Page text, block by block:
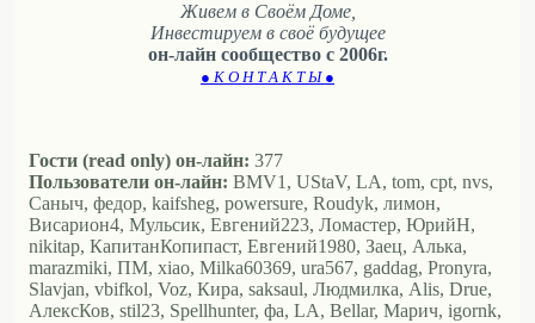
Живем в Своём Доме,
Инвестируем в своё будущее
он-лайн сообщество с 2006г.
● К О Н Т А К Т Ы ●
Гости (read only) он-лайн: 377
Пользователи он-лайн: BMV1, UStaV, LA, tom, cpt, nvs,
Саныч, федор, kaifsheg, powersure, Roudyk, лимон,
Висариoн4, Мульсик, Евгений223, Ломастер, ЮрийН,
nikitap, КапитанКопипаст, Евгений1980, Заец, Алька,
marazmiki, ПМ, xiao, Milka60369, ura567, gaddag, Pronyra,
Slavjan, vbifkol, Voz, Кира, saksaul, Людмилка, Alis, Drue,
АлексКов, stil23, Spellhunter, фа, LA, Bellar, Марич, igornk,